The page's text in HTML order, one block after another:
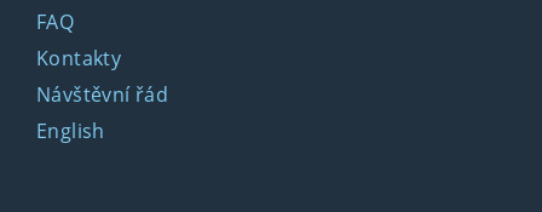
FAQ
Kontakty
Návštěvní řád
English